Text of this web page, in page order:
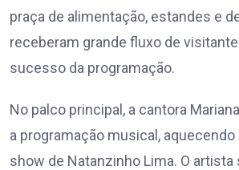
praça de alimentação, estandes e
receberam grande fluxo de
sucesso da programação.
No palco principal, a cantora
a programação musical, aquecendo
show de Natanzinho Lima. O artista